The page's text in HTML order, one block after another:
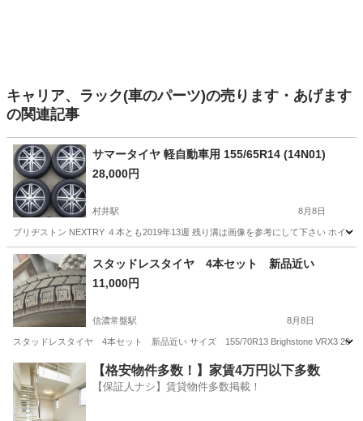
キャリア、ラック(車のパーツ)の売ります・あげます
の関連記事
サマータイヤ 軽自動車用 155/65R14 (14N01)
28,000円
村井駅 8月8日
ブリヂストン NEXTRY ４本とも2019年13週 残り溝は画像を参考にして下さい ホイ
長野 松本市 村井駅 タイヤ、ホイール 軽自動車
スタッドレスタイヤ 4本セット 新品近い
11,000円
信濃常盤駅 8月8日
スタッドレスタイヤ 4本セット 新品近い サイズ 155/70R13 Brighstone VRX3 2023
長野 大町市 信濃常盤駅 タイヤ、ホイール
スタッドレスタイヤ
【格安物件多数！】家賃4万円以下多数
【保証人ナシ】賃貸物件多数掲載！